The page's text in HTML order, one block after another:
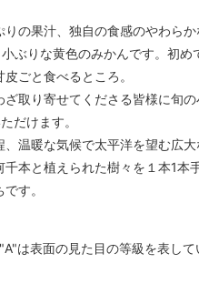
の果汁、独自の食感のやわら
ぶりな黄色のみかんです。初
ごと食べるところ。
取り寄せてくださる皆様に旬
だけます。
温暖な気候で太平洋を望む広
本と植えられた樹々を１本1
す。
表面の見た目の等級を表して